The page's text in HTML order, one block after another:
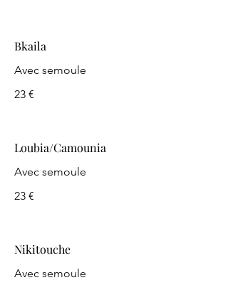
Bkaila
Avec semoule
23 €
Loubia/Camounia
Avec semoule
23 €
Nikitouche
Avec semoule